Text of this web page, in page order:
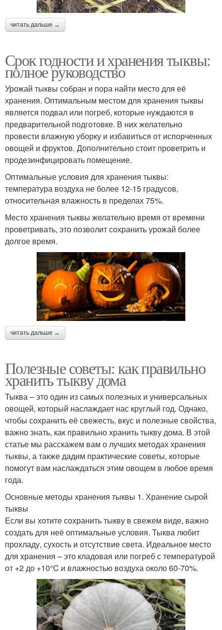
читать дальше →
Срок годности и хранения тыквы:
полное руководство
Урожай тыквы собран и пора найти место для её
хранения. Оптимальным местом для хранения тыквы
является подвал или погреб, которые нуждаются в
предварительной подготовке. В них желательно
провести влажную уборку и избавиться от испорченных
овощей и фруктов. Дополнительно стоит проветрить и
продезинфицировать помещение.
Оптимальные условия для хранения тыквы:
температура воздуха не более 12-15 градусов,
относительная влажность в пределах 75%.
Место хранения тыквы желательно время от времени
проветривать, это позволит сохранить урожай более
долгое время.
читать дальше →
Полезные советы: как правильно
хранить тыкву дома
Тыква – это один из самых полезных и универсальных
овощей, который наслаждает нас круглый год. Однако,
чтобы сохранить её свежесть, вкус и полезные свойства,
важно знать, как правильно хранить тыкву дома. В этой
статье мы расскажем вам о лучших методах хранения
тыквы, а также дадим практические советы, которые
помогут вам наслаждаться этим овощем в любое время
года.
Основные методы хранения тыквы 1. Хранение сырой
тыквы
Если вы хотите сохранить тыкву в свежем виде, важно
создать для неё оптимальные условия. Тыква любит
прохладу, сухость и отсутствие света. Идеальное место
для хранения – это кладовая или погреб с температурой
от +2 до +10°C и влажностью воздуха около 60-70%.